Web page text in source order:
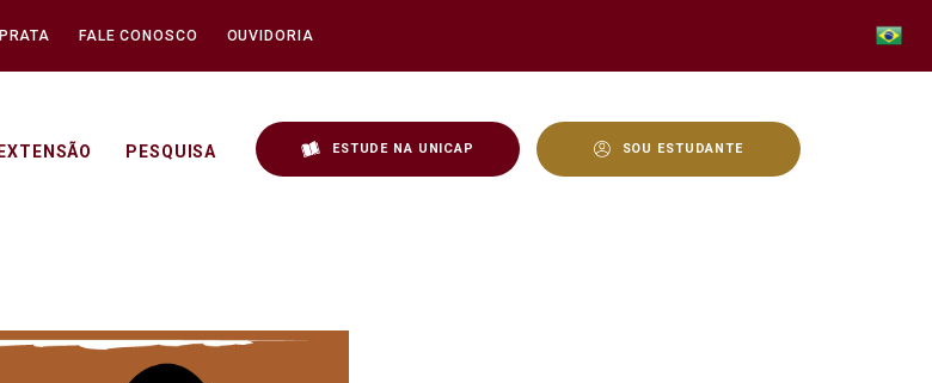
FALE CONOSCO OUVIDORIA
EXTENSÃO PESQUISA ESTUDE NA UNICAP SOU ESTUDANTE
voltar às fontes - Unicap